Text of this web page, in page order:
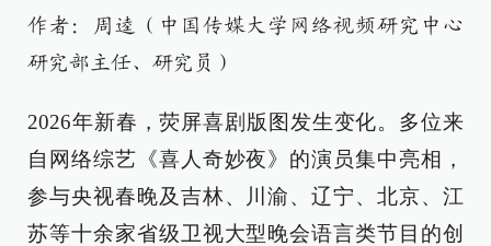
作者：周逵（中国传媒大学网络视频研究中心
研究部主任、研究员）
2026年新春，荧屏喜剧版图发生变化。多位来
自网络综艺《喜人奇妙夜》的演员集中亮相，
参与央视春晚及吉林、川渝、辽宁、北京、江
苏等十余家省级卫视大型晚会语言类节目的创